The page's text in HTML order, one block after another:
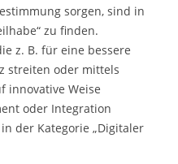
sorgen, sind in
zu finden.
z. B. für eine bessere
streiten oder mittels
innovative Weise
oder Integration
der Kategorie „Digitaler